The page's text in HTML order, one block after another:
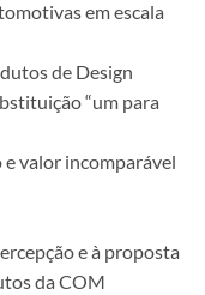
em escala
de Design
“um para
valor incomparável
e à proposta
da COM